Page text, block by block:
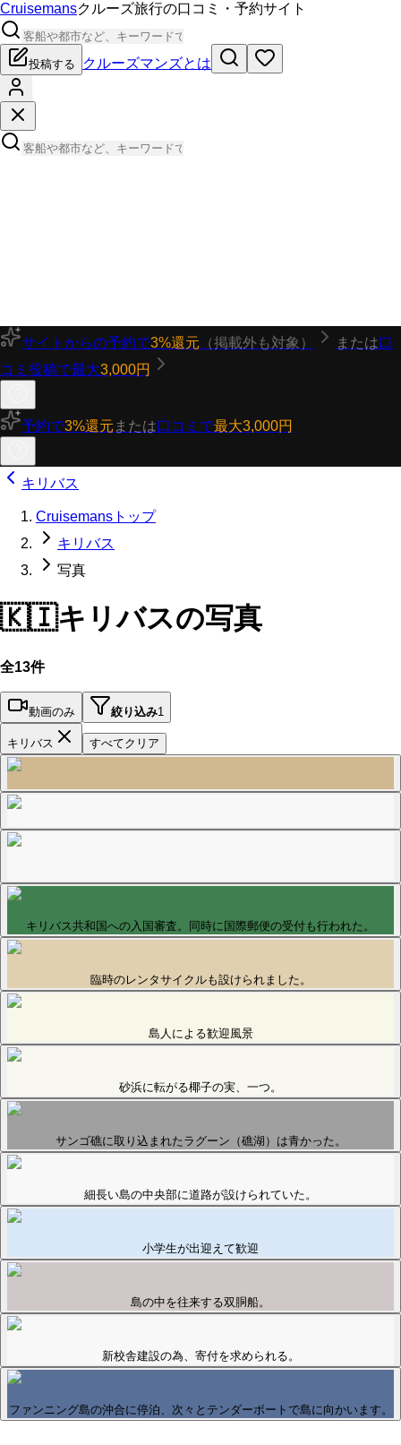
Cruisemansクルーズ旅行の口コミ・予約サイト
投稿する クルーズマンズとは
サイトからの予約で3%還元 （掲載外も対象） または口
コミ投稿で最大3,000円
予約で3%還元 または口コミで最大3,000円
キリバス
Cruisemansトップ
キリバス
写真
🇰🇮キリバスの写真
全13件
動画のみ 絞り込み1
キリバス すべてクリア
キリバス共和国への入国審査。同時に国際郵便の受付も行われた。
臨時のレンタサイクルも設けられました。
島人による歓迎風景
砂浜に転がる椰子の実、一つ。
サンゴ礁に取り込まれたラグーン（礁湖）は青かった。
細長い島の中央部に道路が設けられていた。
小学生が出迎えて歓迎
島の中を往来する双胴船。
新校舎建設の為、寄付を求められる。
ファンニング島の沖合に停泊、次々とテンダーボートで島に向かいます。